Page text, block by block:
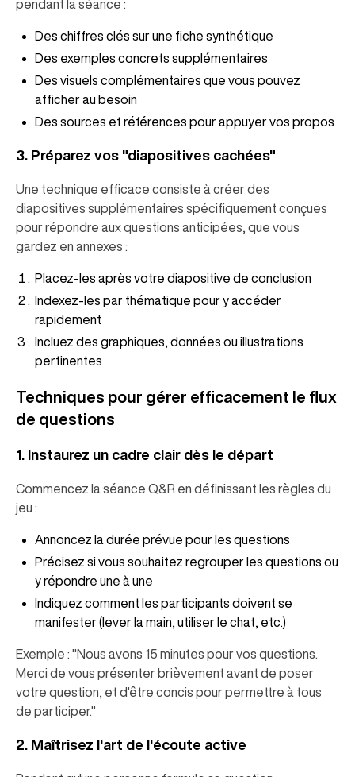
pendant la séance :
Des chiffres clés sur une fiche synthétique
Des exemples concrets supplémentaires
Des visuels complémentaires que vous pouvez
afficher au besoin
Des sources et références pour appuyer vos propos
3. Préparez vos "diapositives cachées"
Une technique efficace consiste à créer des
diapositives supplémentaires spécifiquement conçues
pour répondre aux questions anticipées, que vous
gardez en annexes :
Placez-les après votre diapositive de conclusion
Indexez-les par thématique pour y accéder
rapidement
Incluez des graphiques, données ou illustrations
pertinentes
Techniques pour gérer efficacement le flux
de questions
1. Instaurez un cadre clair dès le départ
Commencez la séance Q&R en définissant les règles du
jeu :
Annoncez la durée prévue pour les questions
Précisez si vous souhaitez regrouper les questions ou
y répondre une à une
Indiquez comment les participants doivent se
manifester (lever la main, utiliser le chat, etc.)
Exemple : "Nous avons 15 minutes pour vos questions.
Merci de vous présenter brièvement avant de poser
votre question, et d'être concis pour permettre à tous
de participer."
2. Maîtrisez l'art de l'écoute active